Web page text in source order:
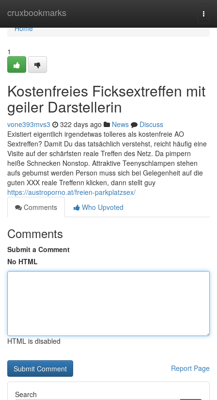
cruxbookmarks
Home
Home
1
Kostenfreies Ficksextreffen mit
geiler Darstellerin
vone393mvs3 322 days ago News
Discuss
Existiert eigentlich irgendetwas tolleres als kostenfreie AO
Sextreffen? Damit Du das tatsächlich verstehst, reicht häufig eine
Visite auf der schärfsten reale Treffen des Netz. Da pimpern
heiße Schnecken Nonstop. Attraktive Teenyschlampen stehen
aufs gebumst werden Person muss sich bei Gelegenheit auf die
guten XXX reale Treffenn klicken, dann stellt guy
https://austroporno.at/freien-parkplatzsex/
Comments
Who Upvoted
Comments
Submit a Comment
No HTML
HTML is disabled
Report Page
Search